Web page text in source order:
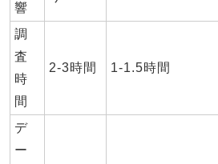
響
調
査
時
間
2-3時間 1-1.5時間
デ
ー